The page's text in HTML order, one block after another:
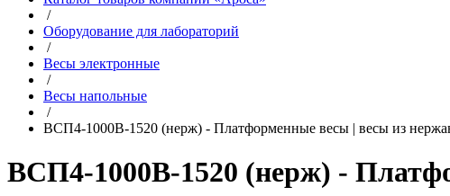
/
Оборудование для лабораторий
/
Весы электронные
/
Весы напольные
/
ВСП4-1000В-1520 (нерж) - Платформенные весы | весы из
ВСП4-1000В-1520 (нерж) -